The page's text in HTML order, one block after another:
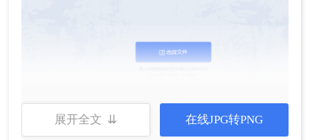
2、上传要转换格式的jpg图片。
展开全文 ⇊ 在线JPG转PNG